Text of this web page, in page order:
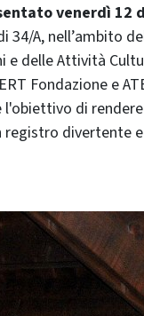
venerdì 12
34/A, nell’ambito
delle Attività
Fondazione e
di
divertente